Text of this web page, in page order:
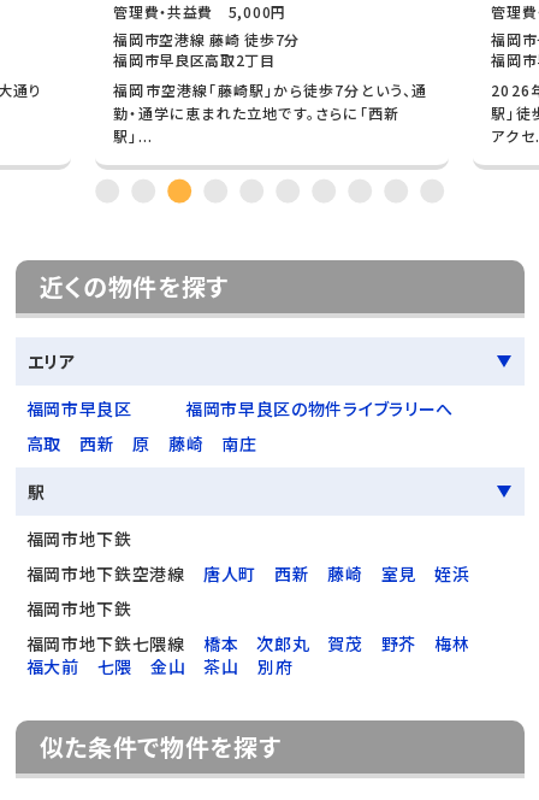
通り
管理費・共益費 5,000円
福岡市空港線 藤崎 徒歩7分
福岡市早良区高取2丁目
福岡市空港線「藤崎駅」から徒歩7分という、通
勤・通学に恵まれた立地です。さらに「西新
駅」...
管理
福岡
福岡
2026
駅」
アク
近くの物件を探す
エリア
福岡市早良区
福岡市早良区の物件ライブラリーへ
高取
西新 原 藤崎
南庄
駅
福岡市地下鉄
福岡市地下鉄空港線
唐人町 西新 藤崎 室見
姪浜
福岡市地下鉄
福岡市地下鉄七隈線
橋本 次郎丸 賀茂 野芥
梅林
福大前
七隈 金山 茶山 別府
似た条件で物件を探す